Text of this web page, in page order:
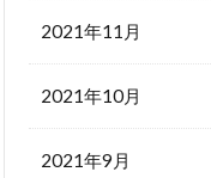
2021年11月
2021年10月
2021年9月